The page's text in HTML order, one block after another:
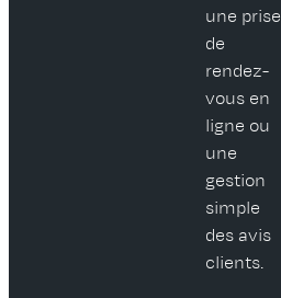
une prise
de
rendez-
vous en
ligne ou
une
gestion
simple
des avis
clients.